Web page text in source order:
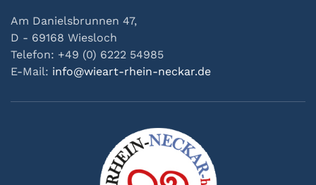
Am Danielsbrunnen 47,
D - 69168 Wiesloch
Telefon: +49 (0) 6222 54985
E-Mail: info@wieart-rhein-neckar.de